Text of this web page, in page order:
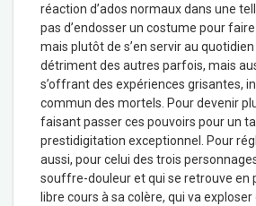
réaction d’ados normaux dans une
pas d’endosser un costume pour
mais plutôt de s’en servir au quotidien
détriment des autres parfois, mais
s’offrant des expériences grisantes,
commun des mortels. Pour devenir
faisant passer ces pouvoirs pour un
prestidigitation exceptionnel. Pour
aussi, pour celui des trois
souffre-douleur et qui se retrouve en
libre cours à sa colère, qui va